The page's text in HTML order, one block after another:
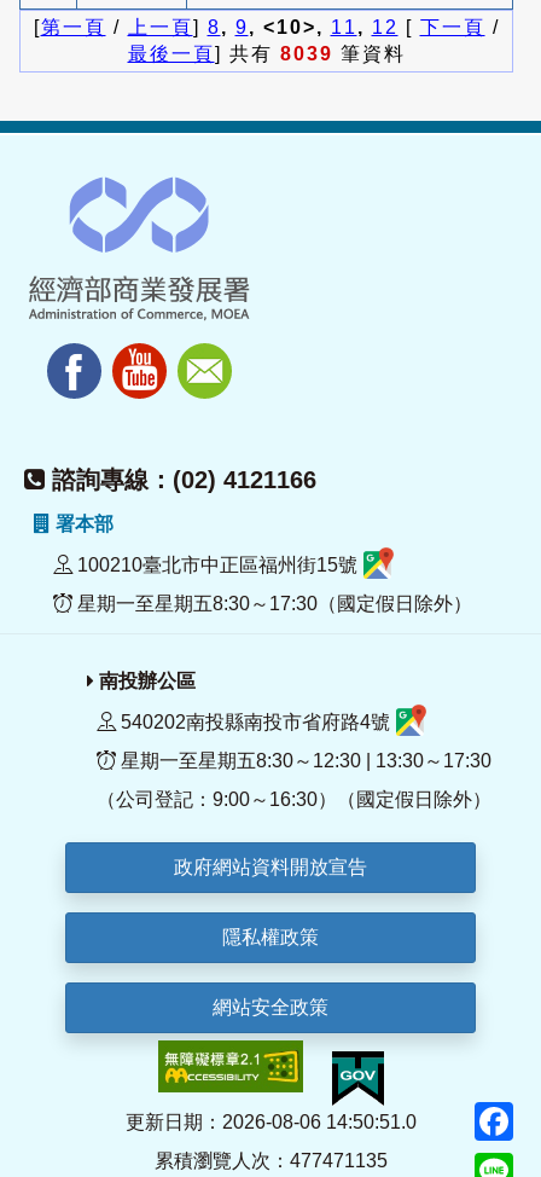
[第一頁 / 上一頁] 8, 9, <10>, 11 , 12 [ 下一頁 /
最後一頁] 共有 8039 筆資料
諮詢專線：(02) 4121166
署本部
100210臺北市中正區福州街15號
星期一至星期五8:30～17:30（國定假日除外）
南投辦公區
540202南投縣南投市省府路4號
星期一至星期五8:30～12:30 | 13:30～17:30
（公司登記：9:00～16:30）（國定假日除外）
政府網站資料開放宣告
隱私權政策
網站安全政策
更新日期：2026-08-06 14:50:51.0
累積瀏覽人次：477471135